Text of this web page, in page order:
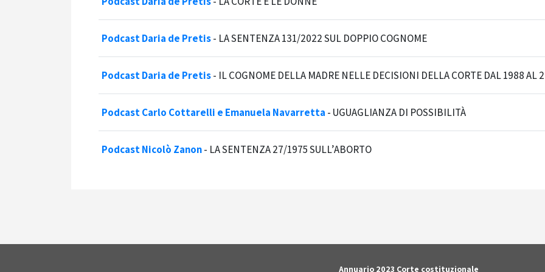
Podcast Daria de Pretis- LA SENTENZA 131/2022 SUL DOPPIO COGNOME
Podcast Daria de Pretis- IL COGNOME DELLA MADRE NELLE DECISIONI DELLA CORTE DAL 1988 AL
Podcast Carlo Cottarelli e Emanuela Navarretta - UGUAGLIANZA DI POSSIBILITÀ
Podcast Nicolò Zanon- LA SENTENZA 27/1975 SULL’ABORTO
Annuario 2023 Corte costituzionale